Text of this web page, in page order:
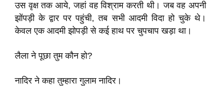
उस वृक्ष तक आये, जहां वह विश्राम करती थी। जब वह अपनी
झोंपड़ी के द्वार पर पहुंची, तब सभी आदमी विदा हो चुके थे।
केवल एक आदमी झोपड़ी से कई हाथ पर चुपचाप खड़ा था।
लैला ने पूछा तुम कौन हो?
नादिर ने कहा तुम्हारा गुलाम नादिर।